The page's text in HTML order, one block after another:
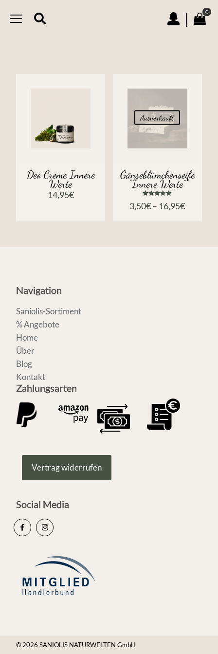
| 0
Deo Creme Innere
Werte
14,95€
Ausverkauft
Gänseblümchenseife
“Innere Werte”
mit
3,50€– 16,95€
Navigation
Saniolis-Sortiment
% Angebote
Home
Über
Blog
Kontakt
Zahlungsarten
Vertrag widerrufen
Social Media
© 2026 SANIOLIS NATURWELTEN GmbH